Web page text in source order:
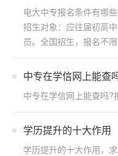
电大中专报名条件有哪
招生对象：应往届初高
员。全国招生，报名不
中专在学信网上能查
中专在学信网上能查吗?
学历提升的十大作用
学历提升的十大作用，